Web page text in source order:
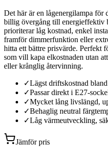
Det här är en lågenergilampa för
billig övergång till energieffektiv
prioriterar låg kostnad, enkel
framför dimmerfunktion eller
hitta ett bättre prisvärde. Perfekt
som vill kapa elkostnaden utan
eller krånglig återvinning.
✓Lägst driftskostnad
✓Passar direkt i E27-
✓Mycket lång livslängd,
✓Behaglig neutral
✓Låg värmeutveckling,
Jämför pris